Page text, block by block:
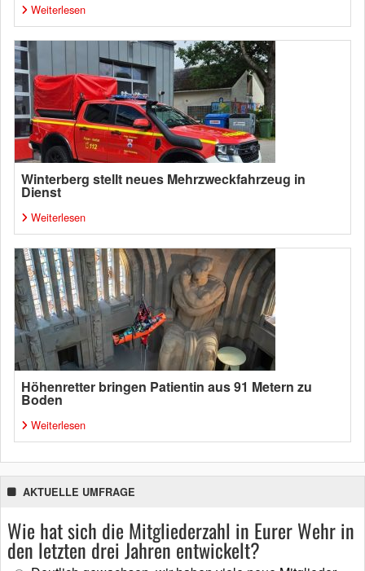
Weiterlesen
Winterberg stellt neues Mehrzweckfahrzeug in
Dienst
Weiterlesen
Höhenretter bringen Patientin aus 91 Metern zu
Boden
Weiterlesen
AKTUELLE UMFRAGE
Wie hat sich die Mitgliederzahl in Eurer Wehr in
den letzten drei Jahren entwickelt?